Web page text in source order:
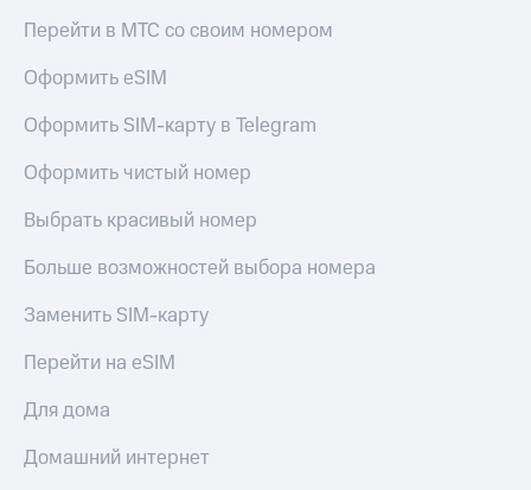
приложения
Инвестиции
Получайте
онлайн
полисов
Скидка 30%
С картой
Деньги
МТС
Накопления
доход 15%
Условия
30%
RED,
и МТС Супер
при оплате
с карты
Обзоры
товаров
Перейти в МТС со своим номером
Оформить eSIM
Оформить SIM-карту в Telegram
Оформить чистый номер
Выбрать красивый номер
Больше возможностей выбора номера
Заменить SIM-карту
Перейти на eSIM
Для дома
Домашний интернет